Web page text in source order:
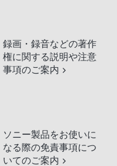
録画・録音などの著作
権に関する説明や注意
事項のご案内
ソニー製品をお使いに
なる際の免責事項につ
いてのご案内